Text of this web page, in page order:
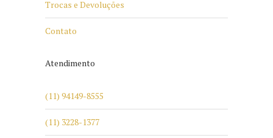
Trocas e Devoluções
Contato
Atendimento
(11) 94149-8555
(11) 3228-1377